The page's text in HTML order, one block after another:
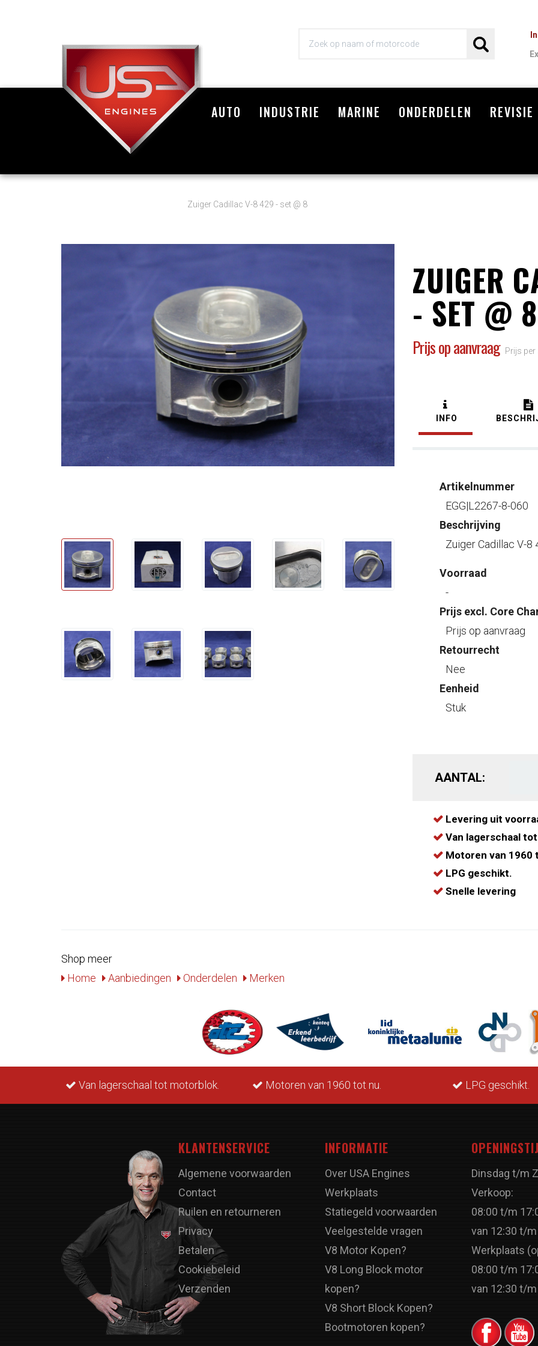
AUTO INDUSTRIE MARINE ONDERDELEN REVISIE
Zuiger Cadillac V-8 429 - set @ 8
ZUIGER
- SET @ 8
Prijs op aanvraag Prijs
INFO
Artikelnummer
EGG|L2267-8-060
Beschrijving
Zuiger Cadillac V-8
Voorraad
-
Prijs excl. Core
Prijs op aanvraag
Retourrecht
Nee
Eenheid
Stuk
AANTAL:
Levering uit
Van lagerschaal
Motoren van 1960
LPG geschikt.
Snelle levering
Shop meer
Home
Aanbiedingen Onderdelen Merken
Van lagerschaal tot motorblok. Motoren van 1960 tot nu. LPG geschikt.
KLANTENSERVICE
Algemene voorwaarden
Contact
Ruilen en retourneren
Privacy
Betalen
Cookiebeleid
Verzenden
INFORMATIE
Over USA Engines
Werkplaats
Statiegeld voorwaarden
Veelgestelde vragen
V8 Motor Kopen?
V8 Long Block motor
kopen?
V8 Short Block Kopen?
Bootmotoren kopen?
Dinsdag t/m
Verkoop:
08:00 t/m
van 12:30 t/
Werkplaats
08:00 t/m
van 12:30 t/